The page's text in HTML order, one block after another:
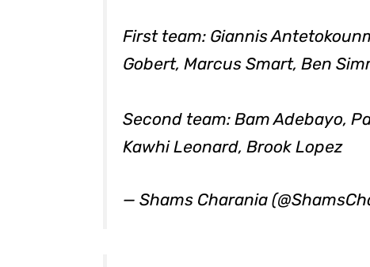
First team: Giannis
Gobert, Marcus Smart, Ben
Second team: Bam Adebayo,
Kawhi Leonard, Brook Lopez
— Shams Charania